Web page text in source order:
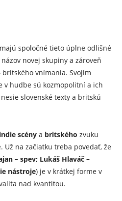
spoločné tieto úplne odlišné
novej skupiny a zároveň
vnímania. Svojim
v hudbe sú kozmopolitní a ich
slovenské texty a britskú
indie scény a britského zvuku
na začiatku treba povedať, že
– spev; Lukáš Hlaváč –
nástroje) je v krátkej forme v
nad kvantitou.